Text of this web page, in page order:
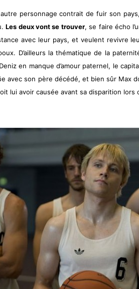
personnage contrait de fuir son
Les deux vont se trouver, se faire écho
avec leur pays, et veulent revivre
D’ailleurs la thématique de la
en manque d’amour paternel, le
avec son père décédé, et bien sûr Max
lui avoir causée avant sa disparition lors